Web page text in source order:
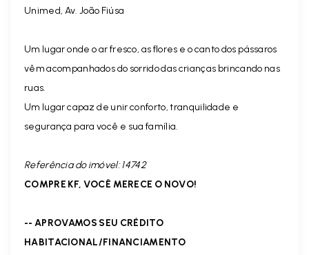
Unimed, Av. João Fiúsa
Um lugar onde o ar fresco, as flores e o canto dos pássaros
vêm acompanhados do sorrido das crianças brincando nas
ruas.
Um lugar capaz de unir conforto, tranquilidade e
segurança para você e sua família.
Referência do imóvel: 14742
COMPRE KF, VOCÊ MERECE O NOVO!
-- APROVAMOS SEU CRÉDITO
HABITACIONAL/FINANCIAMENTO